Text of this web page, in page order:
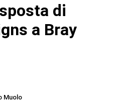
di
a Bray
Muolo